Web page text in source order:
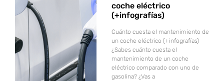
coche eléctrico
(+infografías)
Cuánto cuesta el mantenimiento de
un coche eléctrico (+infografías)
¿Sabes cuánto cuesta el
mantenimiento de un coche
eléctrico comparado con uno de
gasolina? ¿Vas a